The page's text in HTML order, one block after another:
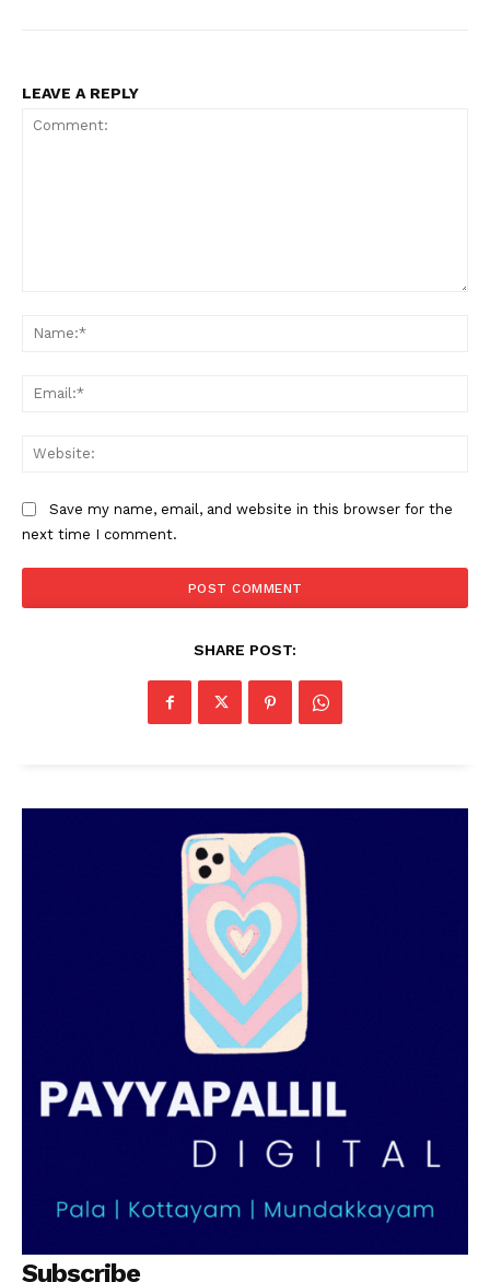
PALA VISION
LEAVE A REPLY
Save my name, email, and website in this browser for the
next time I comment.
SHARE POST:
Subscribe